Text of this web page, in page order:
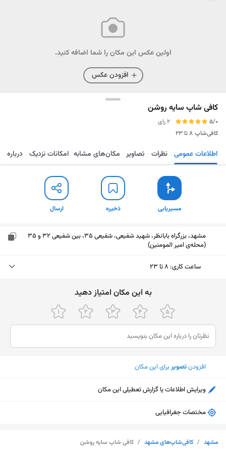
اولین عکس این مکان را شما اضافه کنید.
افزودن عکس
کافی شاپ سایه روشن
5/0
2 رای
کافی‌شاپ ۸ تا ۲۳
مسیریابی ذخیره ارسال اطلاعات عمومی نظرات تصاویر مکان‌های مشابه امکانات نزدیک درباره
مسیریابی ذخیره ارسال
مشهد، بزرگراه بابانظر، شهید شفیعی، شفیعی 35، بین شفیعی 32 و 35
(محله‌ی امیر المومنین)
ساعت کاری: ۸ تا ۲۳
پنجشنبه
۸ تا ۲۳
جمعه
۸ تا ۲۳
شنبه
یکشنبه
دوشنبه
ﺑﻪ اﯾﻦ ﻣﮑﺎن اﻣﺘﯿﺎز دﻫﯿﺪ
افزودنتصویربرای این مکان
ویرایش اطلاعات یا گزارش تعطیلی این مکان
مختصات جغرافیایی
مشهد / کافی‌شاپ‌های مشهد / کافی شاپ سایه روشن